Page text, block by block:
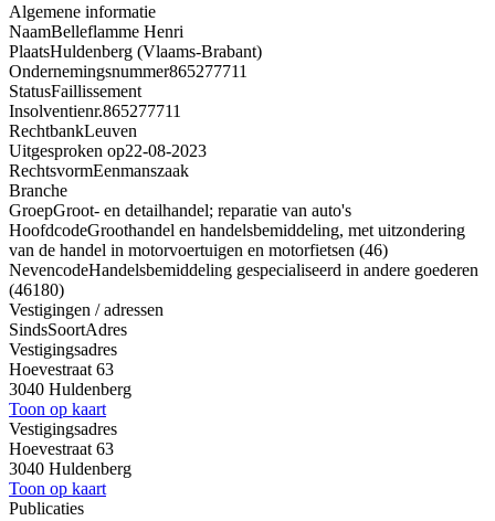
Algemene informatie
NaamBelleflamme Henri
PlaatsHuldenberg (Vlaams-Brabant)
Ondernemingsnummer865277711
StatusFaillissement
Insolventienr.865277711
RechtbankLeuven
Uitgesproken op22-08-2023
RechtsvormEenmanszaak
Branche
GroepGroot- en detailhandel; reparatie van auto's
HoofdcodeGroothandel en handelsbemiddeling, met uitzondering
van de handel in motorvoertuigen en motorfietsen (46)
NevencodeHandelsbemiddeling gespecialiseerd in andere goederen
(46180)
Vestigingen / adressen
SindsSoortAdres
Vestigingsadres
Hoevestraat 63
3040 Huldenberg
Toon op kaart
Vestigingsadres
Hoevestraat 63
3040 Huldenberg
Toon op kaart
Publicaties